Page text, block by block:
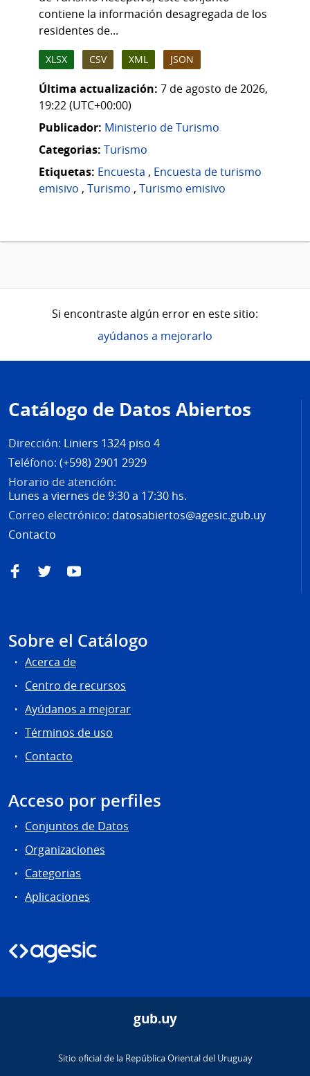
contiene la información desagregada de los
residentes de...
XLSX CSV XML JSON
Última actualización: 7 de agosto de 2026,
19:22 (UTC+00:00)
Publicador: Ministerio de Turismo
Categorias: Turismo
Etiquetas: Encuesta , Encuesta de turismo
emisivo , Turismo , Turismo emisivo
Si encontraste algún error en este sitio:
ayúdanos a mejorarlo
de
página
Catálogo de Datos Abiertos
Dirección: Liniers 1324 piso 4
Teléfono: (+598) 2901 2929
Horario de atención:
Lunes a viernes de 9:30 a 17:30 hs.
Correo electrónico: datosabiertos@agesic.gub.uy
Contacto
FacebookTwitterYouTube
Sobre el Catálogo
Acerca de
Centro de recursos
Ayúdanos a mejorar
Términos de uso
Contacto
Acceso por perfiles
Conjuntos de Datos
Organizaciones
Categorias
Aplicaciones
gub.uy
Sitio oficial de la República Oriental del Uruguay